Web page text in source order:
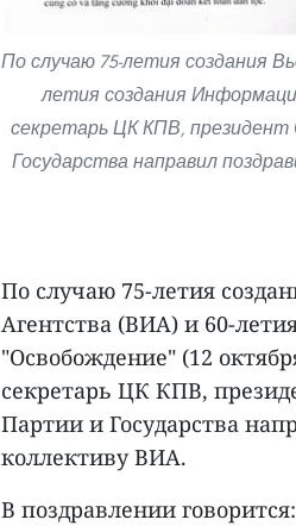
По случаю 75-летия создания
летия создания
секретарь ЦК КПВ,
Государства направил
По случаю 75-летия
Агентства (ВИА) и 60-
"Освобождение" (12
секретарь ЦК КПВ,
Партии и Государства
коллективу ВИА.
В поздравлении говорится: